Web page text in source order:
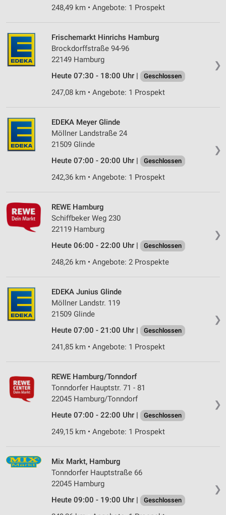
248,49 km • Angebote: 1 Prospekt
❯
Frischemarkt Hinrichs Hamburg
Brockdorffstraße 94-96
22149 Hamburg
Heute 07:30 - 18:00 Uhr |
Geschlossen
247,08 km • Angebote: 1 Prospekt
❯
EDEKA Meyer Glinde
Möllner Landstraße 24
21509 Glinde
Heute 07:00 - 20:00 Uhr |
Geschlossen
242,36 km • Angebote: 1 Prospekt
❯
REWE Hamburg
Schiffbeker Weg 230
22119 Hamburg
Heute 06:00 - 22:00 Uhr |
Geschlossen
248,26 km • Angebote: 2 Prospekte
❯
EDEKA Junius Glinde
Möllner Landstr. 119
21509 Glinde
Heute 07:00 - 21:00 Uhr |
Geschlossen
241,85 km • Angebote: 1 Prospekt
❯
REWE Hamburg/Tonndorf
Tonndorfer Hauptstr. 71 - 81
22045 Hamburg/Tonndorf
Heute 07:00 - 22:00 Uhr |
Geschlossen
249,15 km • Angebote: 1 Prospekt
❯
Mix Markt, Hamburg
Tonndorfer Hauptstraße 66
22045 Hamburg
Heute 09:00 - 19:00 Uhr |
Geschlossen